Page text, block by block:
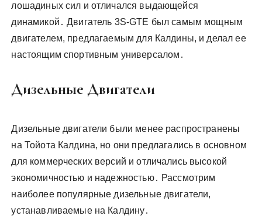
лошадиных сил и отличался выдающейся
динамикой․ Двигатель 3S-GTE был самым мощным
двигателем, предлагаемым для Калдины, и делал ее
настоящим спортивным универсалом․
Дизельные Двигатели
Дизельные двигатели были менее распространены
на Тойота Калдина, но они предлагались в основном
для коммерческих версий и отличались высокой
экономичностью и надежностью․ Рассмотрим
наиболее популярные дизельные двигатели,
устанавливаемые на Калдину․